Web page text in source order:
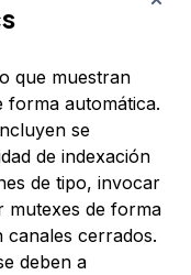
que muestran
forma automática.
se
de indexación
de tipo, invocar
mutexes de forma
cerrados.
deben a